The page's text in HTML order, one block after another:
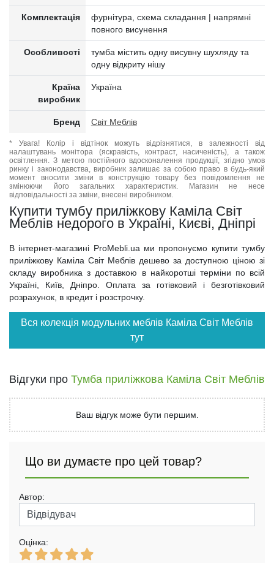
Комплектація
фурнітура, схема складання | напрямні
повного висунення
Особливості
тумба містить одну висувну шухляду та
одну відкриту нішу
Країна
виробник
Україна
Бренд Світ Меблів
* Увага! Колір і відтінок можуть відрізнятися, в залежності від
налаштувань монітора (яскравість, контраст, насиченість), а також
освітлення. З метою постійного вдосконалення продукції, згідно умов
ринку і законодавства, виробник залишає за собою право в будь-який
момент вносити зміни в конструкцію товару без повідомлення не
змінюючи його загальних характеристик. Магазин не несе
відповідальності за зміни, внесені виробником.
Купити тумбу приліжкову Каміла Світ
Меблів недорого в Україні, Києві, Дніпрі
В інтернет-магазині ProMebli.ua ми пропонуємо купити тумбу
приліжкову Каміла Світ Меблів дешево за доступною ціною зі
складу виробника з доставкою в найкоротші терміни по всій
Україні, Київ, Дніпро. Оплата за готівковий і безготівковий
розрахунок, в кредит і розстрочку.
Вся колекція модульних меблів Каміла Світ Меблів
тут
Відгуки про Тумба приліжкова Каміла Світ Меблів
Ваш відгук може бути першим.
Що ви думаєте про цей товар?
Автор:
Оцінка: